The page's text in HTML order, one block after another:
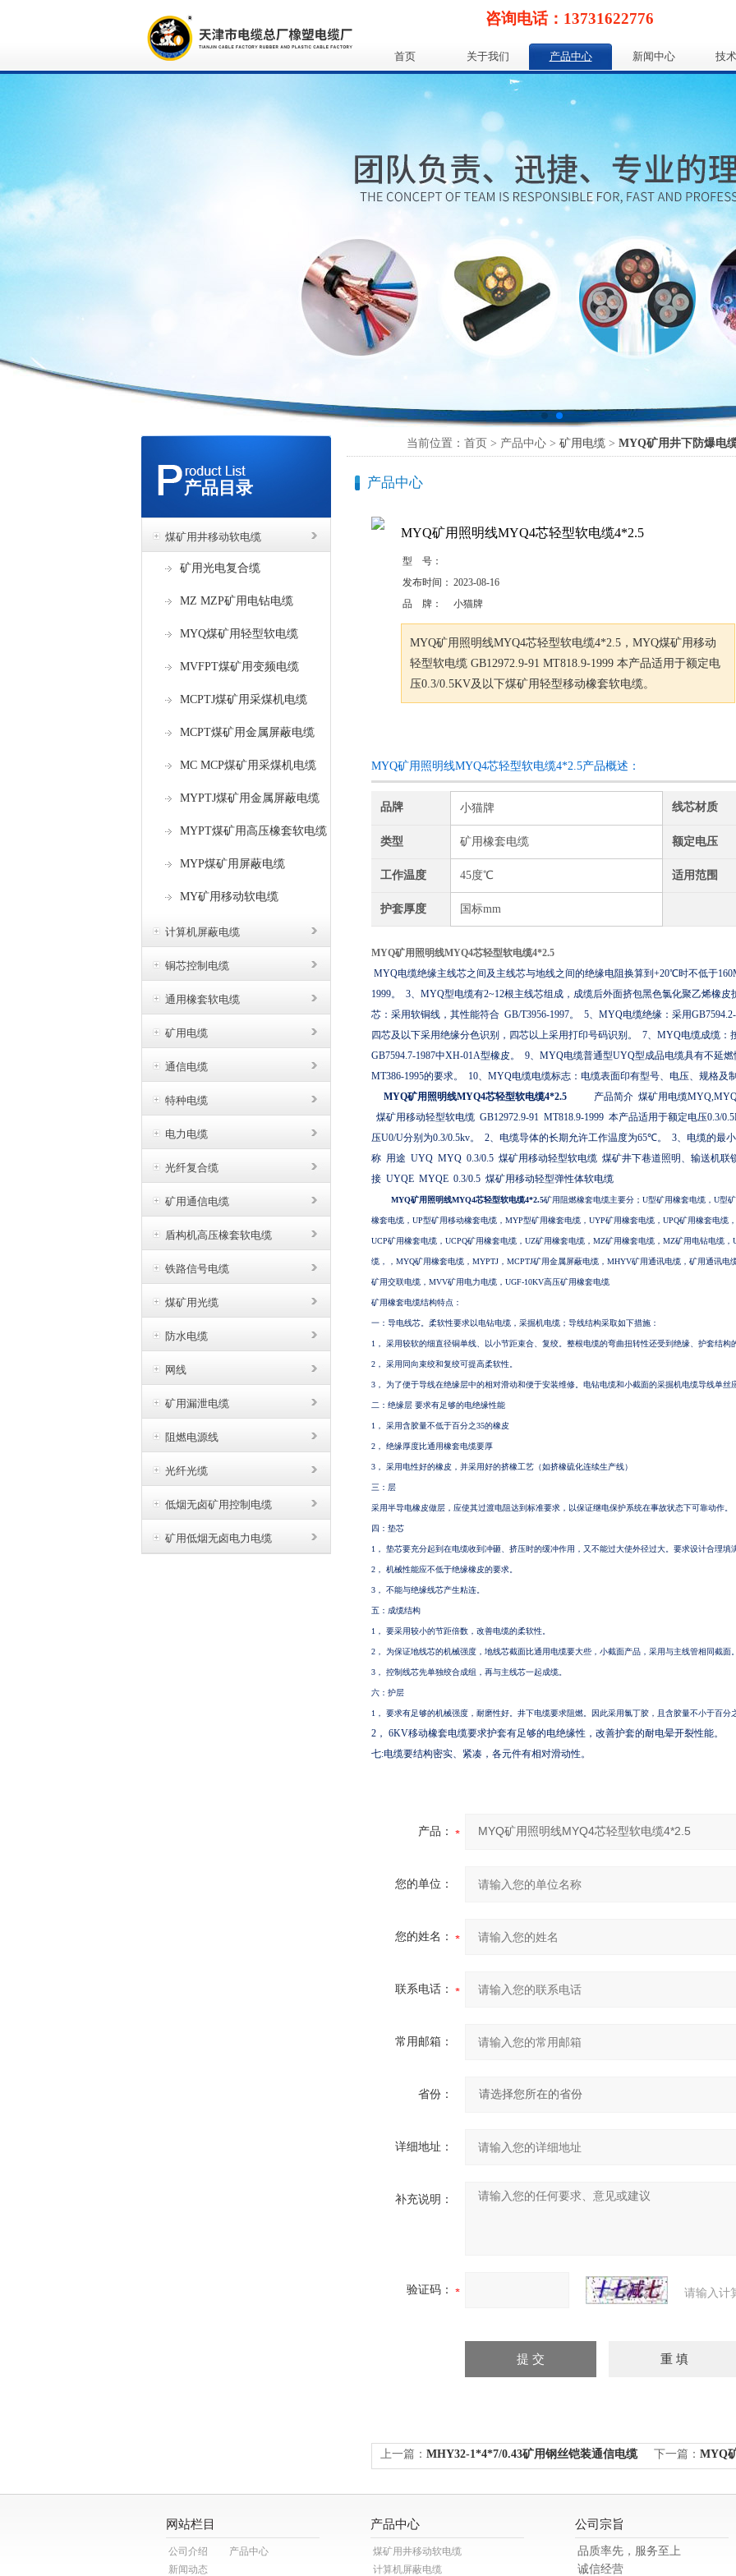
咨询电话：13731622776
首页 关于我们 产品中心 新闻中心 技
产品目录
煤矿用井移动软电缆
矿用光电复合缆
MZ MZP矿用电钻电缆
MYQ煤矿用轻型软电缆
MVFPT煤矿用变频电缆
MCPTJ煤矿用采煤机电缆
MCPT煤矿用金属屏蔽电缆
MC MCP煤矿用采煤机电缆
MYPTJ煤矿用金属屏蔽电缆
MYPT煤矿用高压橡套软电缆
MYP煤矿用屏蔽电缆
MY矿用移动软电缆
计算机屏蔽电缆
铜芯控制电缆
通用橡套软电缆
矿用电缆
通信电缆
特种电缆
电力电缆
光纤复合缆
矿用通信电缆
盾构机高压橡套软电缆
铁路信号电缆
煤矿用光缆
防水电缆
网线
矿用漏泄电缆
阻燃电源线
光纤光缆
低烟无卤矿用控制电缆
矿用低烟无卤电力电缆
当前位置：首页 > 产品中心 > 矿用电缆 > MYQ矿用井下防爆电
产品中心
MYQ矿用照明线MYQ4芯轻型软电缆4*2.5
型 号：
发布时间： 2023-08-16
品 牌：
小猫牌
MYQ矿用照明线MYQ4芯轻型软电缆4*2.5，MYQ煤矿用移动
轻型软电缆 GB12972.9-91 MT818.9-1999 本产品适用于额定电
压0.3/0.5KV及以下煤矿用轻型移动橡套软电缆。
MYQ矿用照明线MYQ4芯轻型软电缆4*2.5产品概述：
品牌 小猫牌 线芯材质
类型 矿用橡套电缆 额定电压
工作温度 45度℃ 适用范围
护套厚度 国标mm
MYQ矿用照明线MYQ4芯轻型软电缆4*2.5
MYQ电缆绝缘主线芯之间及主线芯与地线之间的绝缘电阻换算到 +20℃时不低于
1999。 3、 MYQ型电缆有2~12根主线芯组成，成缆后外面挤包黑色氯化聚乙烯橡皮
芯：采用软铜线，其性能符合 GB/T3956-1997。 5、 MYQ电缆绝缘：采用
四芯及以下采用绝缘分色识别，四芯以上采用打印号码识别。
7、 MYQ电缆成缆：
GB7594.7-1987中XH-01A型橡皮。 9、 MYQ电缆普通型UYQ型成品电缆具有不延燃
MT386-1995的要求。 10、 MYQ电缆电缆标志：电缆表面印有型号、电压、规格及
MYQ矿用照明线MYQ4芯轻型软电缆4*2.5
产品简介 煤矿用电缆MYQ,
煤矿用移动轻型软电缆 GB12972.9-91 MT818.9-1999 本产品适用于额定电压0.3/
压U0/U分别为0.3/0.5kv。 2、电缆导体的长期允许工作温度为65℃。 3、电缆的最
称 用途 UYQ MYQ 0.3/0.5 煤矿用移动轻型软电缆 煤矿井下巷道照明、输送机联
接 UYQE MYQE 0.3/0.5 煤矿用移动轻型弹性体软电缆
MYQ矿用照明线MYQ4芯轻型软电缆4*2.5矿用阻燃橡套电缆主要分； U型矿用橡套电缆，U型
橡套电缆，UP型矿用移动橡套电缆，MYP型矿用橡套电缆，UYP矿用橡套电缆，UPQ矿用橡套电缆
UCP矿用橡套电缆，UCPQ矿用橡套电缆，UZ矿用橡套电缆，MZ矿用橡套电缆，MZ矿用电钻电缆
缆，，MYQ矿用橡套电缆，MYPTJ，MCPTJ矿用金属屏蔽电缆，MHYV矿用通讯电缆，矿用通讯电
矿用交联电缆，MVV矿用电力电缆，UGF-10KV高压矿用橡套电缆
矿用橡套电缆结构特点：
一：导电线芯。柔软性要求以电钻电缆，采掘机电缆；导线结构采取如下措施：
1， 采用较软的细直径铜单线、以小节距束合、复绞。整根电缆的弯曲扭转性还受到绝缘、护套结
2， 采用同向束绞和复绞可提高柔软性。
3， 为了便于导线在绝缘层中的相对滑动和便于安装维修。电钻电缆和小截面的采掘机电缆导线单
二：绝缘层 要求有足够的电绝缘性能
1， 采用含胶量不低于百分之35的橡皮
2， 绝缘厚度比通用橡套电缆要厚
3， 采用电性好的橡皮，并采用好的挤橡工艺（如挤橡硫化连续生产线）
三：层
采用半导电橡皮做层，应使其过渡电阻达到标准要求，以保证继电保护系统在事故状态下可靠动作。
四：垫芯
1， 垫芯要充分起到在电缆收到冲砸、挤压时的缓冲作用，又不能过大使外径过大。要求设计合理填
2， 机械性能应不低于绝缘橡皮的要求。
3， 不能与绝缘线芯产生粘连。
五：成缆结构
1， 要采用较小的节距倍数，改善电缆的柔软性。
2， 为保证地线芯的机械强度，地线芯截面比通用电缆要大些，小截面产品，采用与主线管相同截面
3， 控制线芯先单独绞合成组，再与主线芯一起成缆。
六：护层
1， 要求有足够的机械强度，耐磨性好。井下电缆要求阻燃。因此采用氯丁胶，且含胶量不小于百分
2， 6KV移动橡套电缆要求护套有足够的电绝缘性，改善护套的耐电晕开裂性能。
七:电缆要结构密实、紧凑，各元件有相对滑动性。
产品：
您的单位：
您的姓名：
联系电话：
常用邮箱：
省份：
详细地址：
补充说明：
验证码： 请输入计
上一篇： MHY32-1*4*7/0.43矿用钢丝铠装通信电缆 下一篇： MYQ
网站栏目
公司介绍
产品中心
新闻动态
产品中心
煤矿用井移动软电缆
计算机屏蔽电缆
公司宗旨
品质率先，服务至上
诚信经营